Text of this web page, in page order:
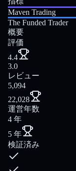
Maven Trading
The Funded Trader
概要
評価
4.4
3.0
レビュー
5,094
22,028
運営年数
4 年
5 年
検証済み